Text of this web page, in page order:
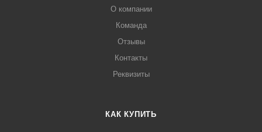
О компании
Команда
Отзывы
Контакты
Реквизиты
КАК КУПИТЬ